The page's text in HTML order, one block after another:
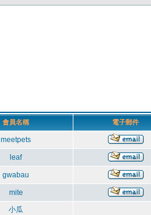
會員名稱 電子郵件
meetpets
leaf
gwabau
mite
小瓜